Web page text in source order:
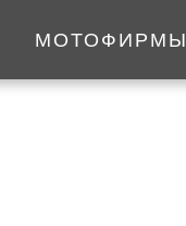
МОТОФИРМЫ